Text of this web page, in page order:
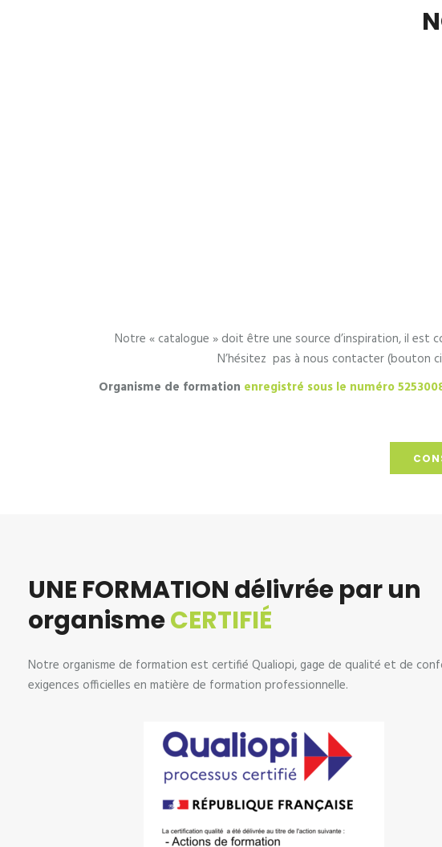
Notre « catalogue » doit être une source d’inspiration, il est
N’hésitez pas à nous contacter (bouton
Organisme de formation enregistré sous le numéro
UNE FORMATION délivrée par un
organismeCERTIFIÉ
Notre organisme de formation est certifié Qualiopi, gage de qualité et de
exigences officielles en matière de formation professionnelle.